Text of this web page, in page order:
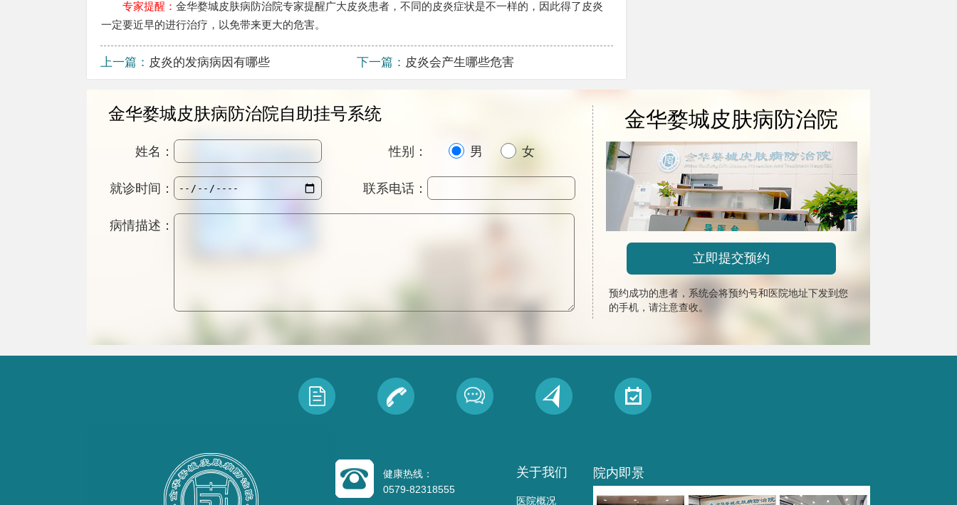
专家提醒： 金华婺城皮肤病防治院专家提醒广大皮炎患者，不同的皮炎症状是不一样的，因此得了皮炎
一定要近早的进行治疗，以免带来更大的危害。
上一篇： 皮炎的发病病因有哪些 下一篇： 皮炎会产生哪些危害
金华婺城皮肤病防治院自助挂号系统
姓名： 性别： 男 女
就诊时间： 联系电话：
病情描述：
金华婺城皮肤病防治院
预约成功的患者，系统会将预约号和医院地址下发到您
的手机，请注意查收。
健康热线：
0579-82318555
关于我们
医院概况
院内即景